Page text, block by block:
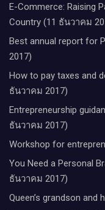
E-Commerce: Raising
Country (11 ธันวาคม
Best annual report for
2017)
How to pay taxes and
ธันวาคม 2017)
Entrepreneurship
ธันวาคม 2017)
Workshop for
You Need a Personal
ธันวาคม 2017)
Queen’s grandson